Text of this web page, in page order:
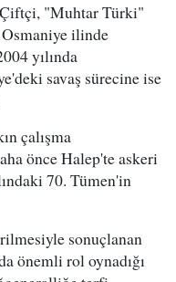
"Muhtar Türki"
Osmaniye ilinde
yılında
savaş sürecine ise
çalışma
önce Halep'te askeri
70. Tümen'in
sonuçlanan
önemli rol oynadığı